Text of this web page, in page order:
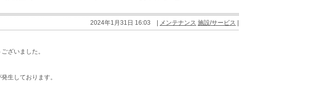
2024年1月31日 16:03 | メンテナンス 施設/サービス
ざいました。
生しております。